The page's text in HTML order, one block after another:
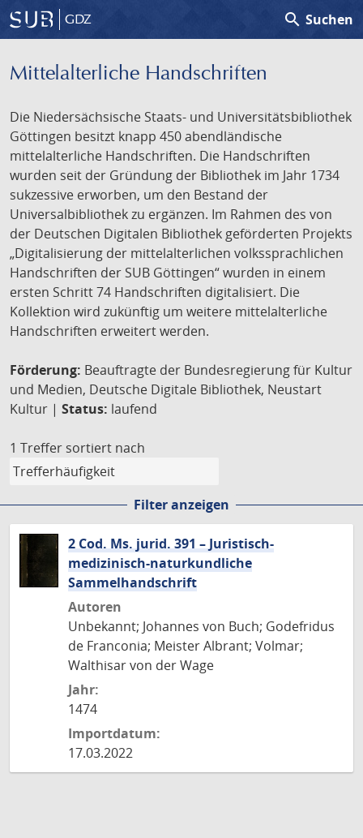
GDZ search Suchen
Mittelalterliche Handschriften
Die Niedersächsische Staats- und Universitätsbibliothek
Göttingen besitzt knapp 450 abendländische
mittelalterliche Handschriften. Die Handschriften
wurden seit der Gründung der Bibliothek im Jahr 1734
sukzessive erworben, um den Bestand der
Universalbibliothek zu ergänzen. Im Rahmen des von
der Deutschen Digitalen Bibliothek geförderten Projekts
„Digitalisierung der mittelalterlichen volkssprachlichen
Handschriften der SUB Göttingen“ wurden in einem
ersten Schritt 74 Handschriften digitalisiert. Die
Kollektion wird zukünftig um weitere mittelalterliche
Handschriften erweitert werden.
Förderung: Beauftragte der Bundesregierung für Kultur
und Medien, Deutsche Digitale Bibliothek, Neustart
Kultur | Status: laufend
1 Treffer sortiert nach
Filter anzeigen
2 Cod. Ms. jurid. 391 – Juristisch-
medizinisch-naturkundliche
Sammelhandschrift
Autoren
Unbekannt; Johannes von Buch; Godefridus
de Franconia; Meister Albrant; Volmar;
Walthisar von der Wage
Jahr:
1474
Importdatum:
17.03.2022